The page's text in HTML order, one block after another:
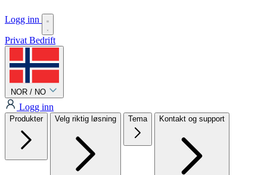
Logg inn
Privat Bedrift
NOR / NO
Logg inn
Produkter Velg riktig løsning Tema Kontakt og support